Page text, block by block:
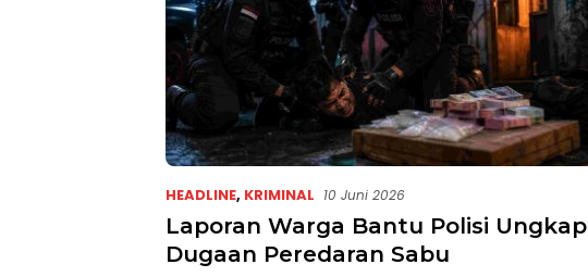
HEADLINE, KRIMINAL 10 Juni 2026
Laporan Warga Bantu Polisi Ungkap
Dugaan Peredaran Sabu